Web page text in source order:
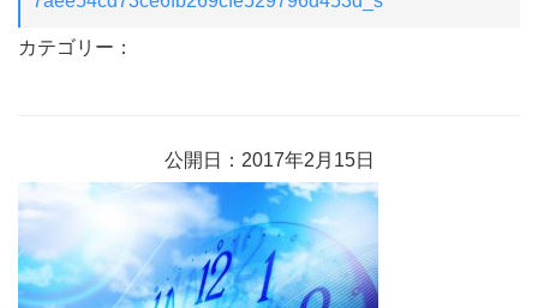
カテゴリー：
公開日：2017年2月15日